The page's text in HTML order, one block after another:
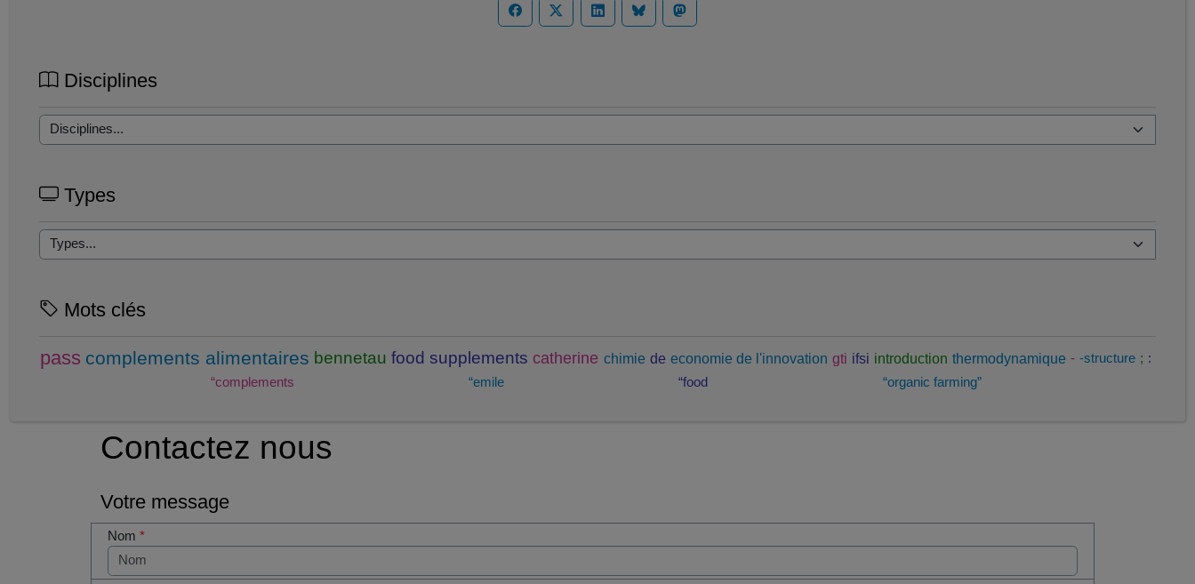
Disciplines
Types
Mots clés
pass complements alimentaires bennetau food supplements catherine chimie de economie de l'innovation gti ifsi introduction thermodynamique - -structure ; :
“complements
“emile “food “organic farming”
Contactez nous
Votre message
Nom*